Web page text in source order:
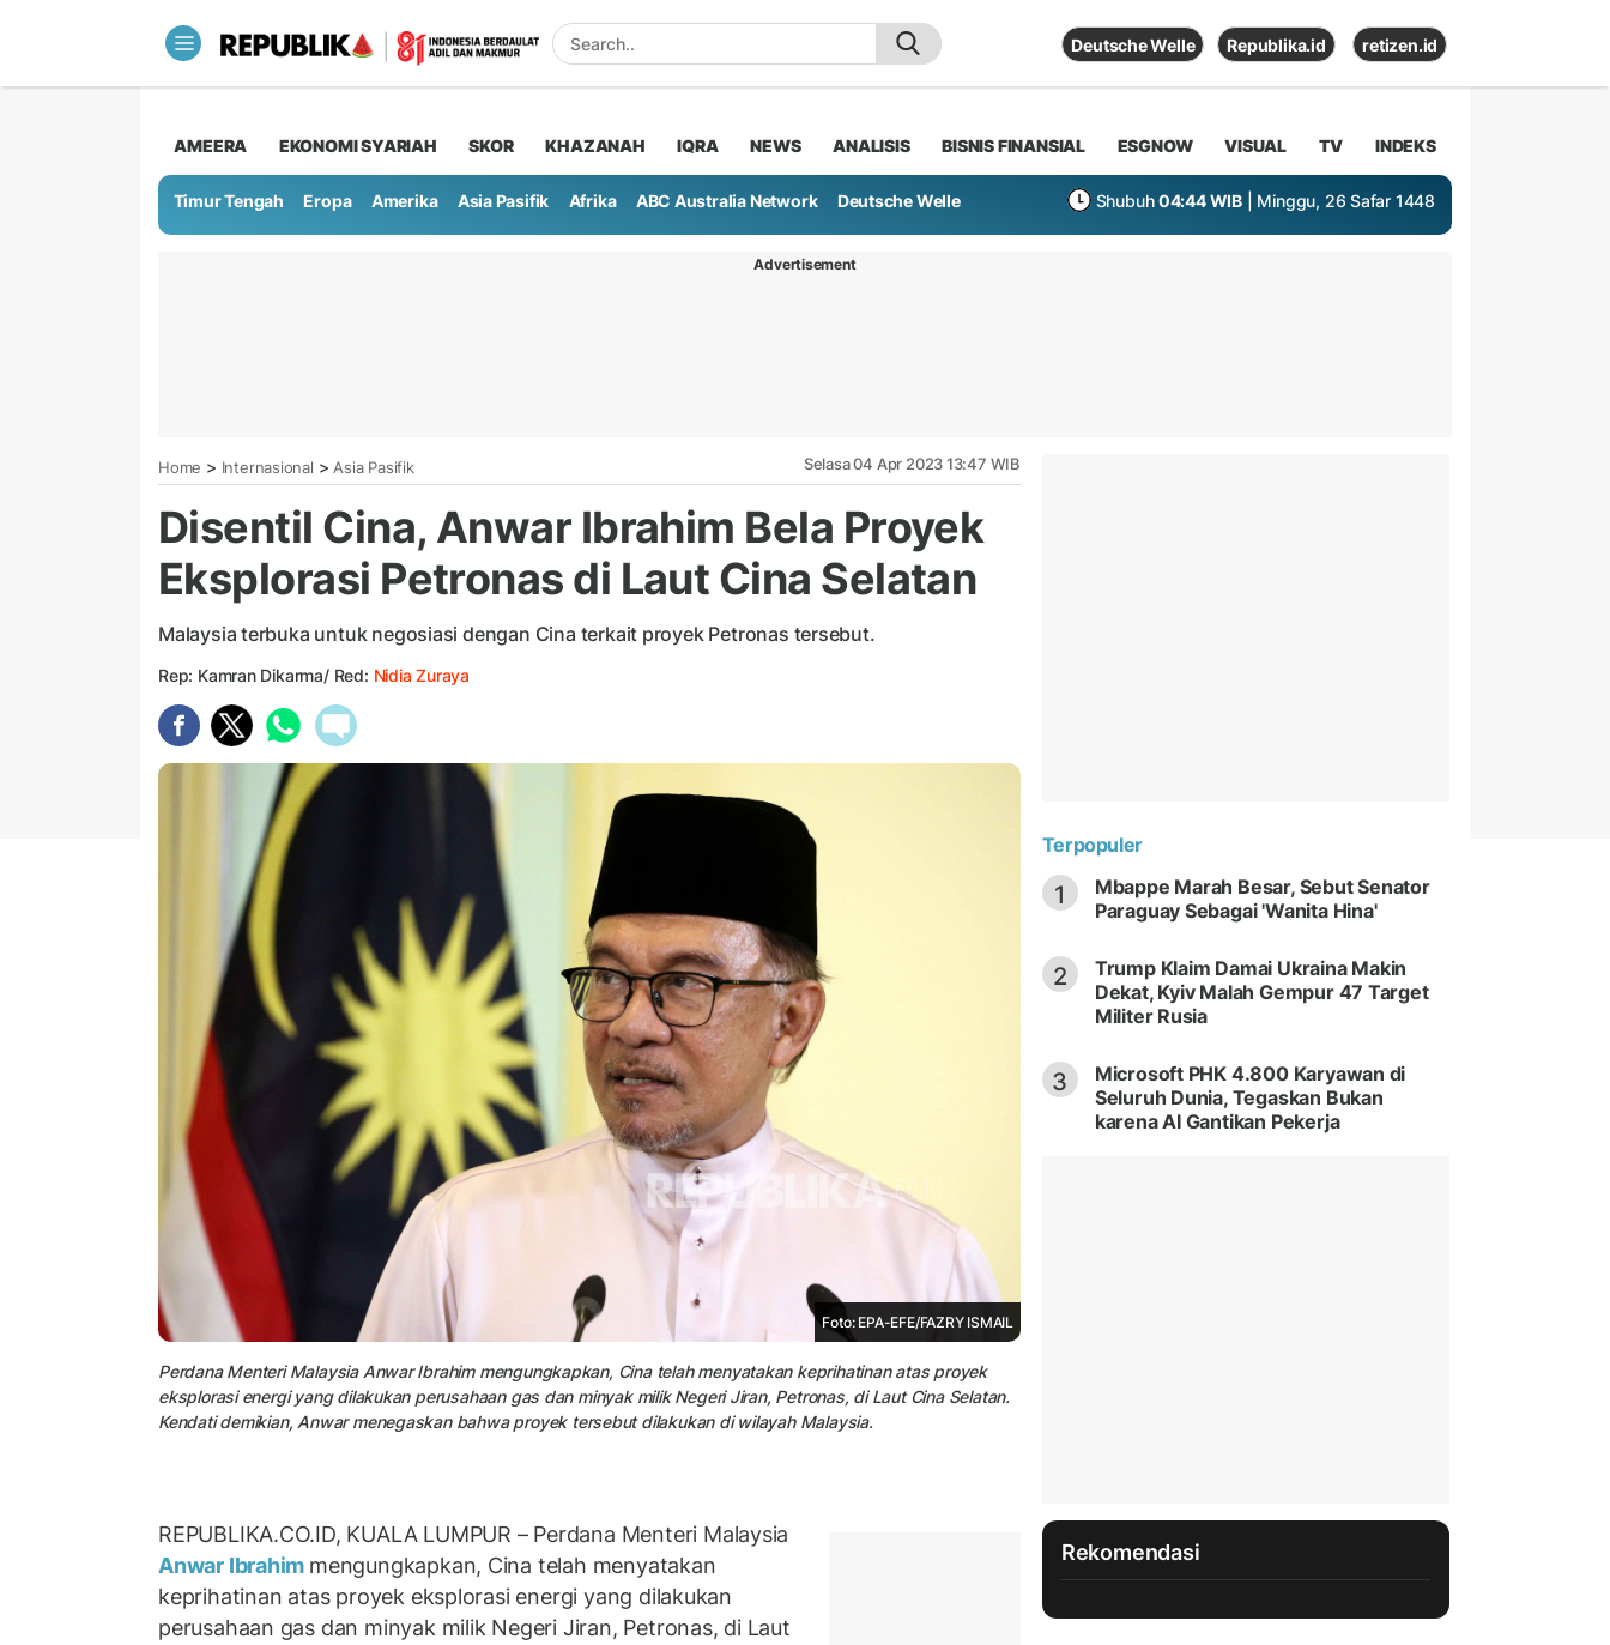
Deutsche Welle Republika.id retizen.id
AMEERA EKONOMI SYARIAH SKOR KHAZANAH IQRA NEWS ANALISIS BISNIS FINANSIAL ESGNOW VISUAL TV INDEKS
Timur Tengah Eropa Amerika Asia Pasifik Afrika ABC Australia Network Deutsche Welle Shubuh 04:44 WIB | Minggu, 26 Safar 1448
Advertisement
Home > Internasional > Asia Pasifik Selasa 04 Apr 2023 13:47 WIB
Disentil Cina, Anwar Ibrahim Bela Proyek
Eksplorasi Petronas di Laut Cina Selatan
Malaysia terbuka untuk negosiasi dengan Cina terkait proyek Petronas tersebut.
Rep: Kamran Dikarma/ Red: Nidia Zuraya
Foto: EPA-EFE/FAZRY ISMAIL
Perdana Menteri Malaysia Anwar Ibrahim mengungkapkan, Cina telah menyatakan keprihatinan atas proyek
eksplorasi energi yang dilakukan perusahaan gas dan minyak milik Negeri Jiran, Petronas, di Laut Cina Selatan.
Kendati demikian, Anwar menegaskan bahwa proyek tersebut dilakukan di wilayah Malaysia.
REPUBLIKA.CO.ID, KUALA LUMPUR – Perdana Menteri Malaysia
Anwar Ibrahim mengungkapkan, Cina telah menyatakan
keprihatinan atas proyek eksplorasi energi yang dilakukan
perusahaan gas dan minyak milik Negeri Jiran, Petronas, di Laut
Terpopuler
1
Mbappe Marah Besar, Sebut Senator
Paraguay Sebagai 'Wanita Hina'
2
Trump Klaim Damai Ukraina Makin
Dekat, Kyiv Malah Gempur 47 Target
Militer Rusia
3
Microsoft PHK 4.800 Karyawan di
Seluruh Dunia, Tegaskan Bukan
karena AI Gantikan Pekerja
Rekomendasi